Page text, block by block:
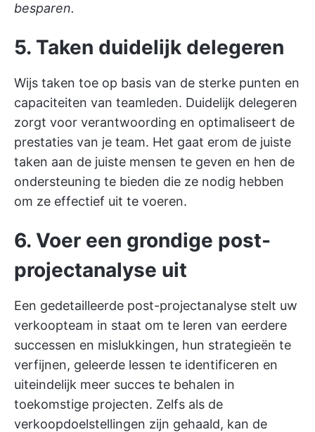
besparen.
5. Taken duidelijk delegeren
Wijs taken toe op basis van de sterke punten en
capaciteiten van teamleden. Duidelijk delegeren
zorgt voor verantwoording en optimaliseert de
prestaties van je team. Het gaat erom de juiste
taken aan de juiste mensen te geven en hen de
ondersteuning te bieden die ze nodig hebben
om ze effectief uit te voeren.
6. Voer een grondige post-
projectanalyse uit
Een gedetailleerde post-projectanalyse stelt uw
verkoopteam in staat om te leren van eerdere
successen en mislukkingen, hun strategieën te
verfijnen, geleerde lessen te identificeren en
uiteindelijk meer succes te behalen in
toekomstige projecten. Zelfs als de
verkoopdoelstellingen zijn gehaald, kan de